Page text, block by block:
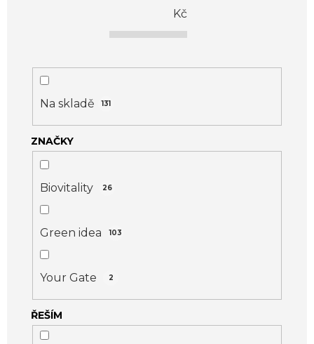
Kč
Na skladě 131
ZNAČKY
Biovitality 26
Green idea 103
Your Gate 2
ŘEŠÍM